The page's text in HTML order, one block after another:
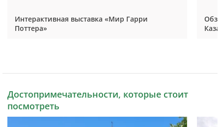
Интерактивная выставка «Мир Гарри
Поттера»
Достопримечательности, которые стоит
посмотреть